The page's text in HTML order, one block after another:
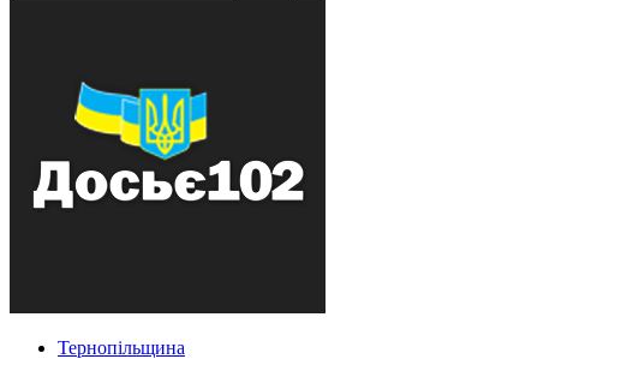
Тернопільщина